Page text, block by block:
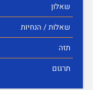
שאלון
שאלות / הנחיות
תזה
תרגום